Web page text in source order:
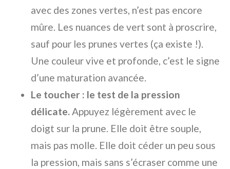
avec des zones vertes, n’est pas encore
mûre. Les nuances de vert sont à proscrire,
sauf pour les prunes vertes (ça existe !).
Une couleur vive et profonde, c’est le signe
d’une maturation avancée.
Le toucher : le test de la pression
délicate.Appuyez légèrement avec le
doigt sur la prune. Elle doit être souple,
mais pas molle. Elle doit céder un peu sous
la pression, mais sans s’écraser comme une